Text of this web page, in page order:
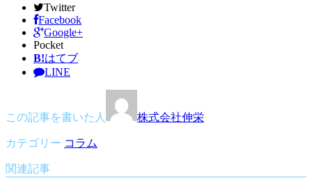
Twitter
Facebook
Google+
Pocket
B!はてブ
LINE
この記事を書いた人 株式会社伸栄
カテゴリー コラム
関連記事